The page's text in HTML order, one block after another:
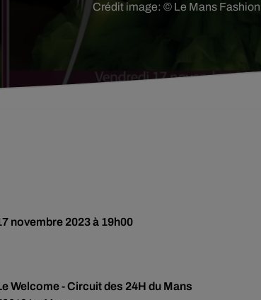
Crédit image: © Le Mans
novembre 2023 à 19h00
Welcome - Circuit des 24H du Mans